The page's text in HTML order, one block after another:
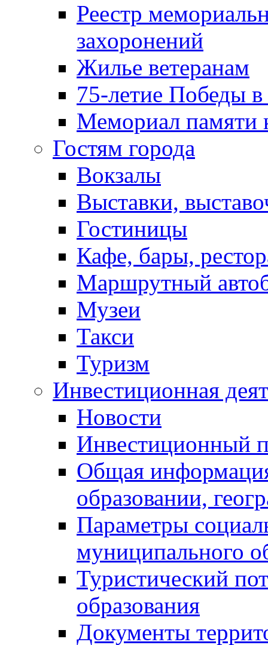
Реестр
захоронений
Жилье ветеранам
75-летие Победы
Мемориал памяти
Гостям города
Вокзалы
Выставки,
Гостиницы
Кафе, бары,
Маршрутный
Музеи
Такси
Туризм
Инвестиционная
Новости
Инвестиционный
Общая
образовании,
Параметры
муниципального
Туристический
образования
Документы